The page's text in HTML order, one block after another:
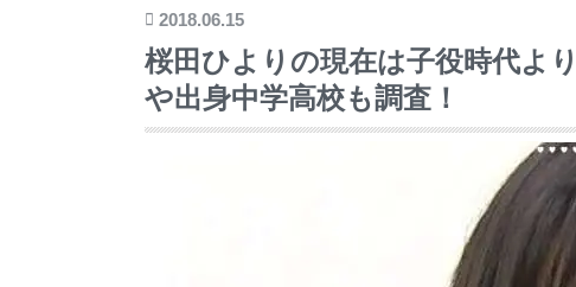
2018.06.15
桜田ひよりの現在は子役時代よ
や出身中学高校も調査！